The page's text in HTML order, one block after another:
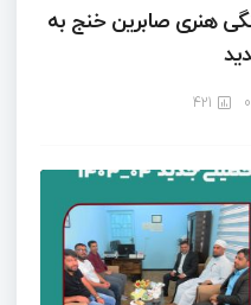
هنری صابرین خنج به
0
421